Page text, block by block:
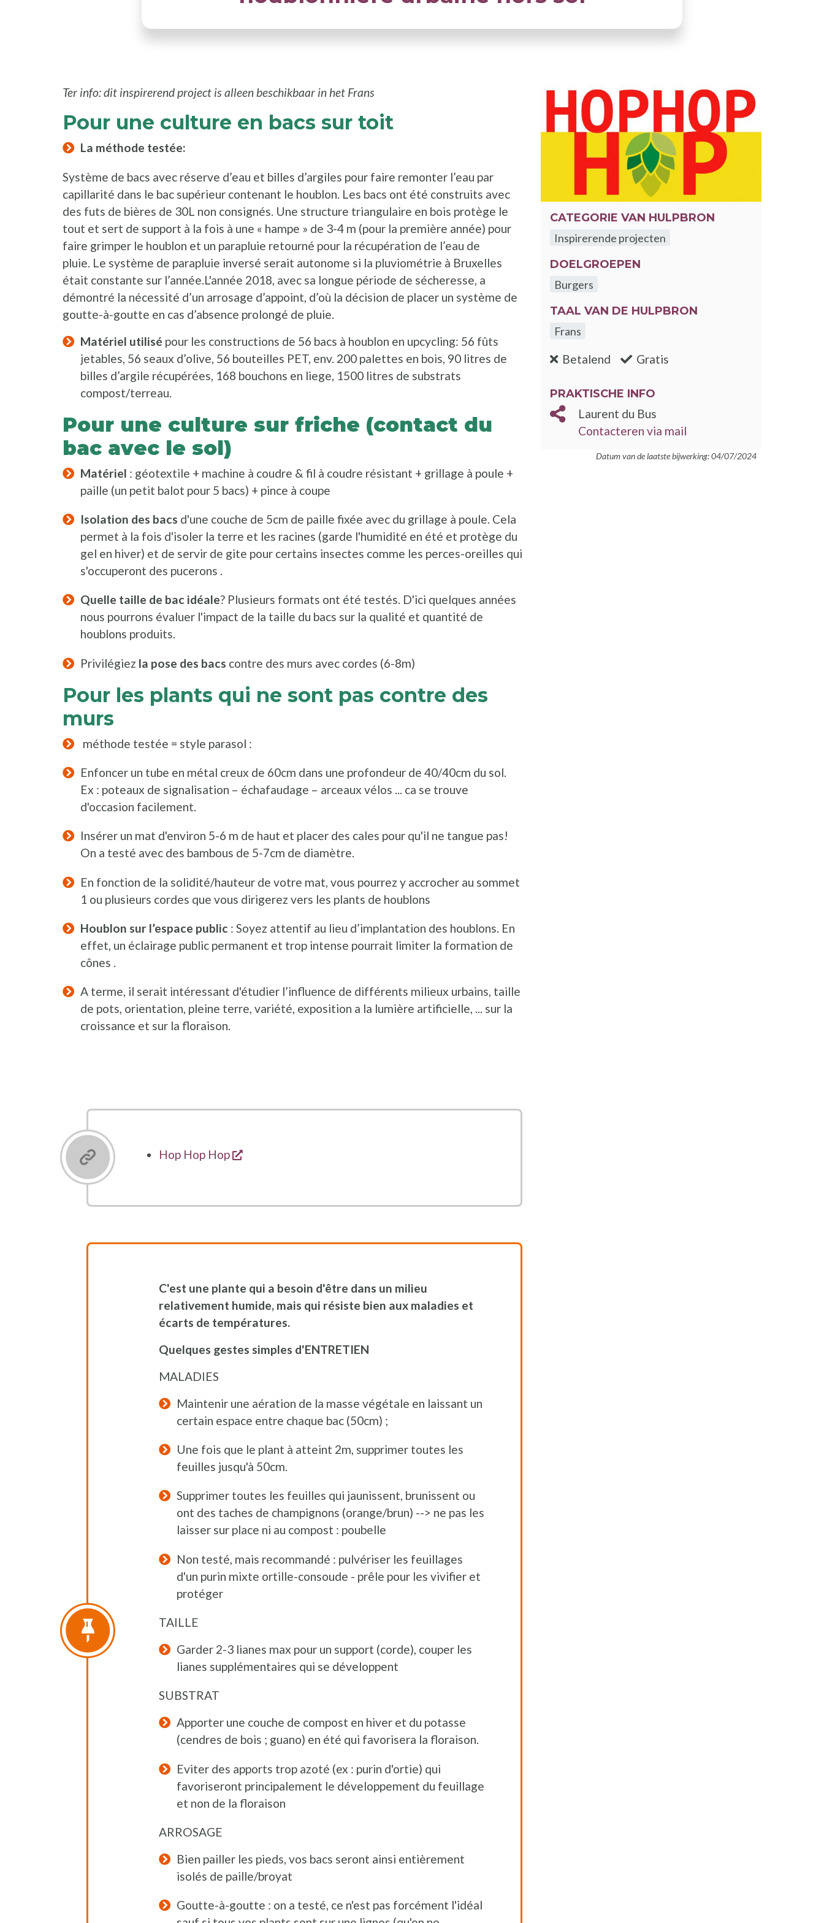
Ter info: dit inspirerend project is alleen beschikbaar in het Frans
Pour une culture en bacs sur toit
La méthode testée:
Système de bacs avec réserve d’eau et billes d’argiles pour faire remonter l’eau par
capillarité dans le bac supérieur contenant le houblon. Les bacs ont été construits avec
des futs de bières de 30L non consignés. Une structure triangulaire en bois protège le
tout et sert de support à la fois à une « hampe » de 3-4 m (pour la première année) pour
faire grimper le houblon et un parapluie retourné pour la récupération de l’eau de
pluie. Le système de parapluie inversé serait autonome si la pluviométrie à Bruxelles
était constante sur l’année.L'année 2018, avec sa longue période de sécheresse, a
démontré la nécessité d’un arrosage d’appoint, d’où la décision de placer un système de
goutte-à-goutte en cas d’absence prolongé de pluie.
Matériel utilisé pour les constructions de 56 bacs à houblon en upcycling: 56 fûts
jetables, 56 seaux d’olive, 56 bouteilles PET, env. 200 palettes en bois, 90 litres de
billes d’argile récupérées, 168 bouchons en liege, 1500 litres de substrats
compost/terreau.
Pour une culture sur friche (contact du
bac avec le sol)
Matériel : géotextile + machine à coudre & fil à coudre résistant + grillage à poule +
paille (un petit balot pour 5 bacs) + pince à coupe
Isolation des bacs d'une couche de 5cm de paille fixée avec du grillage à poule. Cela
permet à la fois d'isoler la terre et les racines (garde l'humidité en été et protège du
gel en hiver) et de servir de gite pour certains insectes comme les perces-oreilles qui
s'occuperont des pucerons .
Quelle taille de bac idéale? Plusieurs formats ont été testés. D'ici quelques années
nous pourrons évaluer l'impact de la taille du bacs sur la qualité et quantité de
houblons produits.
Privilégiez la pose des bacs contre des murs avec cordes (6-8m)
Pour les plants qui ne sont pas contre des
murs
méthode testée = style parasol :
Enfoncer un tube en métal creux de 60cm dans une profondeur de 40/40cm du sol.
Ex : poteaux de signalisation – échafaudage – arceaux vélos ... ca se trouve
d'occasion facilement.
Insérer un mat d'environ 5-6 m de haut et placer des cales pour qu'il ne tangue pas!
On a testé avec des bambous de 5-7cm de diamètre.
En fonction de la solidité/hauteur de votre mat, vous pourrez y accrocher au sommet
1 ou plusieurs cordes que vous dirigerez vers les plants de houblons
Houblon sur l’espace public: Soyez attentif au lieu d’implantation des houblons. En
effet, un éclairage public permanent et trop intense pourrait limiter la formation de
cônes .
A terme, il serait intéressant d'étudier l’influence de différents milieux urbains, taille
de pots, orientation, pleine terre, variété, exposition a la lumière artificielle, ... sur la
croissance et sur la floraison.
Hop Hop Hop opent een nieuw venster
C'est une plante qui a besoin d'être dans un milieu
relativement humide, mais qui résiste bien aux maladies et
écarts de températures.
Quelques gestes simples d'ENTRETIEN
MALADIES
Maintenir une aération de la masse végétale en laissant un
certain espace entre chaque bac (50cm) ;
Une fois que le plant à atteint 2m, supprimer toutes les
feuilles jusqu'à 50cm.
Supprimer toutes les feuilles qui jaunissent, brunissent ou
ont des taches de champignons (orange/brun) --> ne pas les
laisser sur place ni au compost : poubelle
Non testé, mais recommandé : pulvériser les feuillages
d'un purin mixte ortille-consoude - prêle pour les vivifier et
protéger
TAILLE
Garder 2-3 lianes max pour un support (corde), couper les
lianes supplémentaires qui se développent
SUBSTRAT
Apporter une couche de compost en hiver et du potasse
(cendres de bois ; guano) en été qui favorisera la floraison.
Eviter des apports trop azoté (ex : purin d'ortie) qui
favoriseront principalement le développement du feuillage
et non de la floraison
ARROSAGE
Bien pailler les pieds, vos bacs seront ainsi entièrement
isolés de paille/broyat
Goutte-à-goutte : on a testé, ce n'est pas forcément l'idéal
CATEGORIE VAN HULPBRON
Inspirerende projecten
DOELGROEPEN
Burgers
TAAL VAN DE HULPBRON
Frans
Betalend :nee Gratis
PRAKTISCHE INFO
Laurent du Bus
Contacteren via mail
Datum van de laatste bijwerking: 04/07/2024